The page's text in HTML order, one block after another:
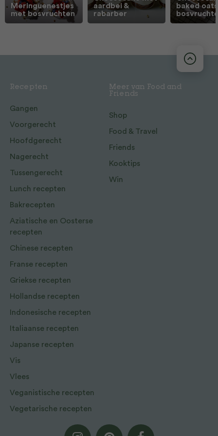
Meringuenestjes
met bosvruchten
aardbei &
rabarber
baked
Recepten
Gangen
Voorgerecht
Hoofdgerecht
Nagerecht
Tussengerecht
Lunch recepten
Bakrecepten
Aziatische en Oosterse
recepten
Chinese recepten
Franse recepten
Griekse recepten
Hollandse recepten
Indonesische recepten
Italiaanse recepten
Japanse recepten
Vis
Vlees
Veganistische recepten
Vegetarische recepten
Meer van Food and
Friends
Shop
Food & Travel
Friends
Kooktips
Win